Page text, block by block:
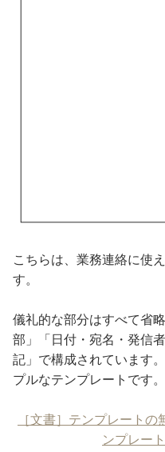
こちらは、業務連絡に使
す。
儀礼的な部分はすべて省
部」「日付・宛名・発信
記」で構成されています
プルなテンプレートです。
［文書］テンプレート
ンプレー